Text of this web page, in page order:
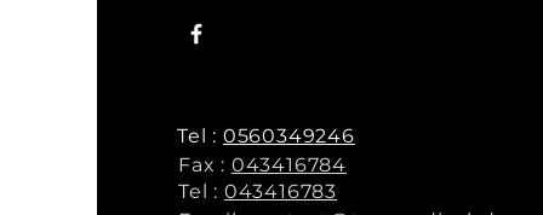
Tel : 0560349246
Fax : 043416784
Tel : 043416783